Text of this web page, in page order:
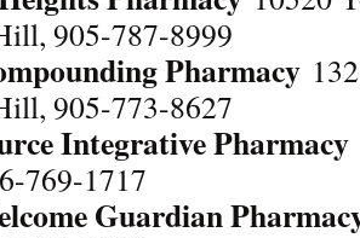
905-787-8999
Pharmacy
905-773-8627
Integrative Pharmacy
769-1717
Guardian